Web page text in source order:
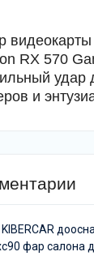
видеокарты
RX 570
удар
и
KIBERCAR
фар салона